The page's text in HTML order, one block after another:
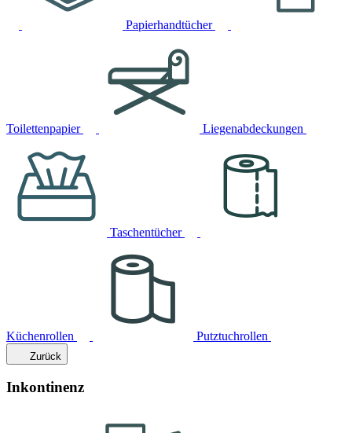
Papierhandtücher
Toilettenpapier Liegenabdeckungen
Taschentücher
Küchenrollen Putztuchrollen
Zurück
Inkontinenz